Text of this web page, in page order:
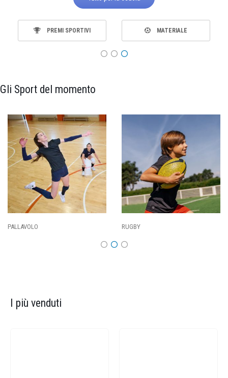
PREMI SPORTIVI MATERIALE
Gli Sport del momento
PALLAVOLO RUGBY
I più venduti